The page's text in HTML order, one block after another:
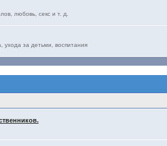
любовь, секс и т. д.
ухода за детьми, воспитания